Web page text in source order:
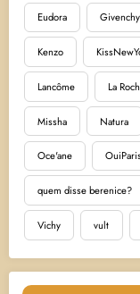
Eudora Givenchy
Kenzo
Lancôme La
Missha Natura
Oce'ane
quem disse berenice?
Vichy vult